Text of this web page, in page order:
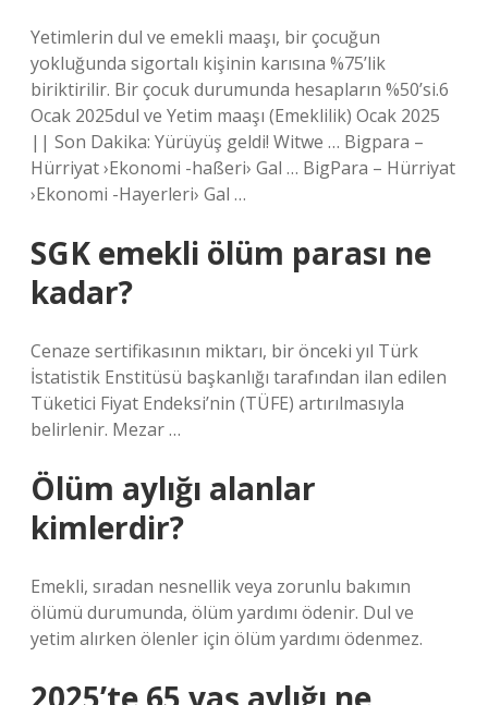
Yetimlerin dul ve emekli maaşı, bir çocuğun
yokluğunda sigortalı kişinin karısına %75’lik
biriktirilir. Bir çocuk durumunda hesapların %50’si.6
Ocak 2025dul ve Yetim maaşı (Emeklilik) Ocak 2025
|| Son Dakika: Yürüyüş geldi! Witwe … Bigpara –
Hürriyat ›Ekonomi -haßeri› Gal … BigPara – Hürriyat
›Ekonomi -Hayerleri› Gal …
SGK emekli ölüm parası ne
kadar?
Cenaze sertifikasının miktarı, bir önceki yıl Türk
İstatistik Enstitüsü başkanlığı tarafından ilan edilen
Tüketici Fiyat Endeksi’nin (TÜFE) artırılmasıyla
belirlenir. Mezar …
Ölüm aylığı alanlar
kimlerdir?
Emekli, sıradan nesnellik veya zorunlu bakımın
ölümü durumunda, ölüm yardımı ödenir. Dul ve
yetim alırken ölenler için ölüm yardımı ödenmez.